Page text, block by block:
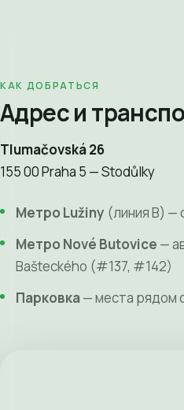
КАК ДОБРАТЬСЯ
Адрес и
Tlumačovská 26
155 00 Praha 5 — Stodůlky
Метро Lužiny (линия B) —
Метро Nové Butovice —
Bašteckého (#137, #142)
Парковка — места рядом